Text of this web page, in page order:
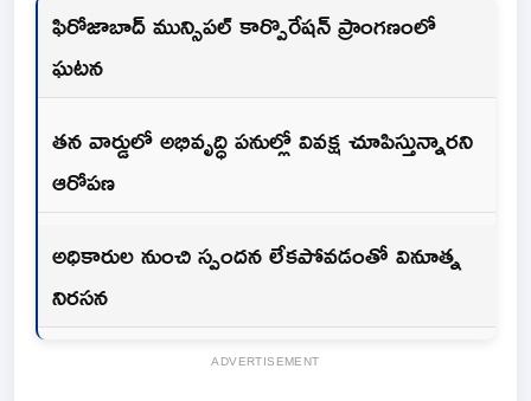
ఫిరోజాబాద్ మున్సిపల్ కార్పొరేషన్ ప్రాంగణంలో
ఘటన
తన వార్డులో అభివృద్ధి పనుల్లో వివక్ష చూపిస్తున్నారని
ఆరోపణ
అధికారుల నుంచి స్పందన లేకపోవడంతో వినూత్న
నిరసన
ADVERTISEMENT